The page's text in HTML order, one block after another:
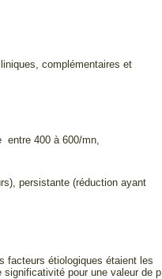
complémentaires et
entre 400 à 600/mn,
persistante (réduction ayant
facteurs étiologiques étaient les
pour une valeur de p